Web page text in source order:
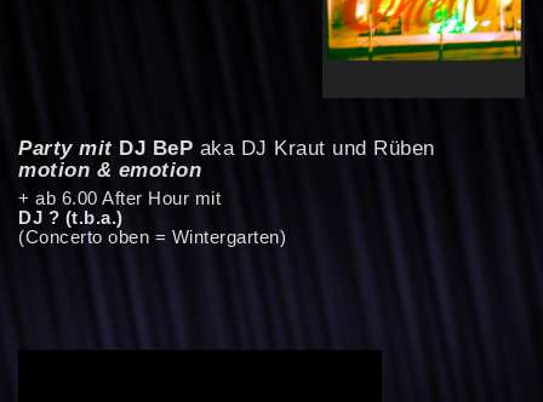
Party mitDJ BeP aka DJ Kraut und Rüben
motion & emotion
+ ab 6.00 After Hour mit
DJ ? (t.b.a.)
(Concerto oben = Wintergarten)